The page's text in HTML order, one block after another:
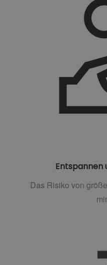
Entspannen
Das Risiko von